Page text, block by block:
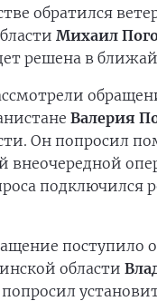
обратился
Михаил
решена в
Валерия
Он попросил
внеочередной
подключился
поступило
области